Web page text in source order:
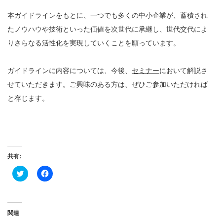
本ガイドラインをもとに、一つでも多くの中小企業が、蓄積され
たノウハウや技術といった価値を次世代に承継し、世代交代によ
りさらなる活性化を実現していくことを願っています。
ガイドラインに内容については、今後、 セミナーにおいて解説さ
せていただきます。ご興味のある方は、ぜひご参加いただければ
と存じます。
共有:
ク
リ
Facebook
で
関連